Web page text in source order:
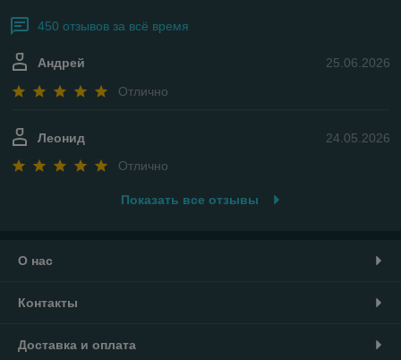
450 отзывов за всё время
25.06.2026
Андрей
Отлично
24.05.2026
Леонид
Отлично
Показать все отзывы
О нас
Контакты
Доставка и оплата